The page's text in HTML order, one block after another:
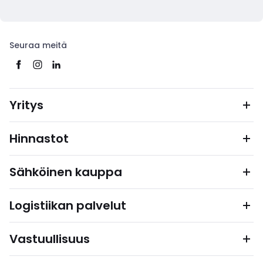
Seuraa meitä
Yritys
Hinnastot
Sähköinen kauppa
Logistiikan palvelut
Vastuullisuus